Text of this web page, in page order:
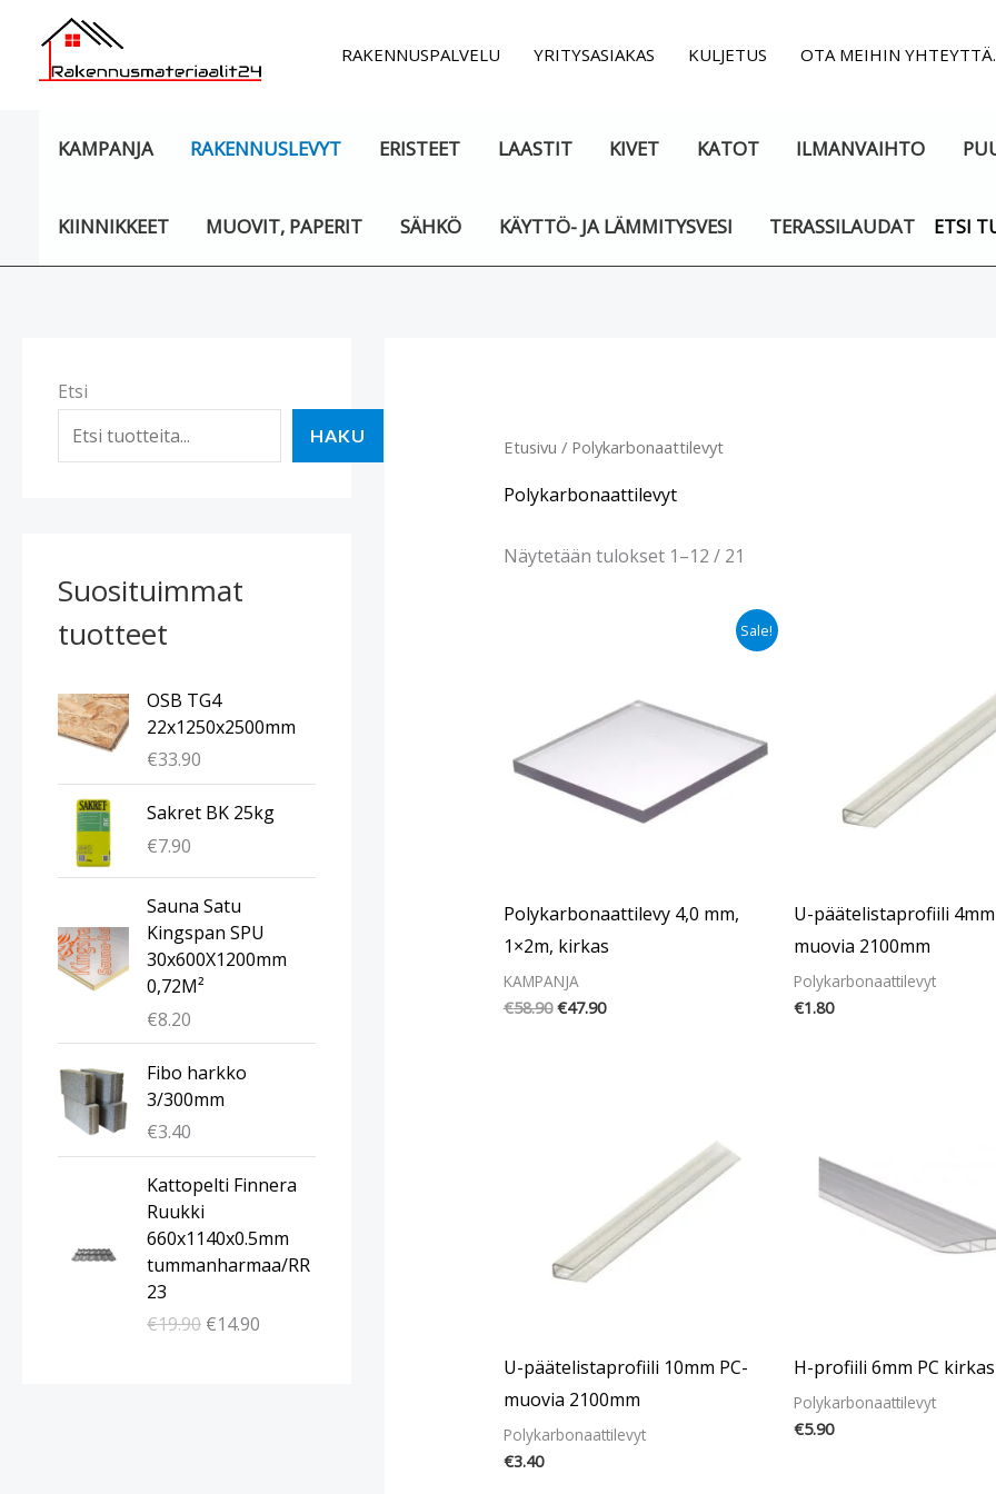
sisältöön
RAKENNUSPALVELU YRITYSASIAKAS KULJETUS OTA MEIHIN YHTEYTTÄ.
KAMPANJA RAKENNUSLEVYT ERISTEET LAASTIT KIVET KATOT ILMANVAIHTO
KIINNIKKEET MUOVIT, PAPERIT SÄHKÖ KÄYTTÖ- JA LÄMMITYSVESI TERASSILAUDAT ETSI
Etsi
HAKU
Suosituimmat
tuotteet
OSB TG4
22x1250x2500mm
€33.90
Sakret BK 25kg
€7.90
Sauna Satu
Kingspan SPU
30x600X1200mm
0,72M²
€8.20
Fibo harkko
3/300mm
€3.40
Kattopelti Finnera
Ruukki
660x1140x0.5mm
tummanharmaa/RR
23
€19.90
A
l
k
u
p
r
€14.90
y
y
i
Etusivu / Polykarbonaattilevyt
Polykarbonaattilevyt
Näytetään tulokset 1–12 / 21
Sale!
Polykarbonaattilevy 4,0 mm,
1×2m, kirkas
KAMPANJA
€58.90 €47.90
U-päätelistaprofiili 4mm
muovia 2100mm
Polykarbonaattilevyt
€1.80
U-päätelistaprofiili 10mm PC-
muovia 2100mm
Polykarbonaattilevyt
€3.40
H-profiili 6mm PC
Polykarbonaattilevyt
€5.90